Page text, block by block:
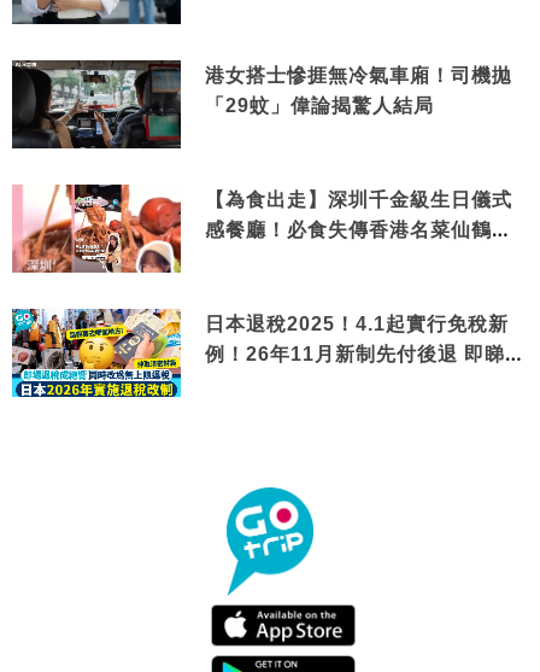
港女搭士慘捱無冷氣車廂！司機拋
「29蚊」偉論揭驚人結局
【為食出走】深圳千金級生日儀式
感餐廳！必食失傳香港名菜仙鶴神
日本退稅2025！4.1起實行免稅新
例！26年11月新制先付後退 即睇步